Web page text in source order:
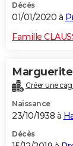
Décès
01/01/2020 à
Famille
Marguerite
Créer une
Naissance
23/10/1938 à
Décès